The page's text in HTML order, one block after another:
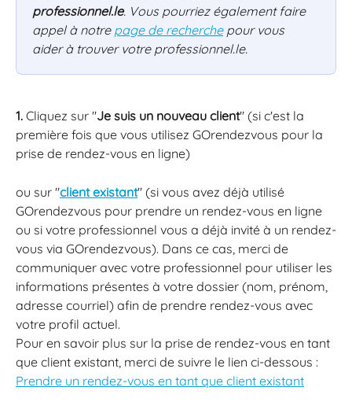
professionnel.le. Vous pourriez également faire
appel à notre page de recherche pour vous
aider à trouver votre professionnel.le.
1. Cliquez sur ''Je suis un nouveau client'' (si c'est la
première fois que vous utilisez GOrendezvous pour la
prise de rendez-vous en ligne)
ou sur ''client existant'' (si vous avez déjà utilisé
GOrendezvous pour prendre un rendez-vous en ligne
ou si votre professionnel vous a déjà invité à un rendez-
vous via GOrendezvous). Dans ce cas, merci de
communiquer avec votre professionnel pour utiliser les
informations présentes à votre dossier (nom, prénom,
adresse courriel) afin de prendre rendez-vous avec
votre profil actuel.
Pour en savoir plus sur la prise de rendez-vous en tant
que client existant, merci de suivre le lien ci-dessous :
Prendre un rendez-vous en tant que client existant